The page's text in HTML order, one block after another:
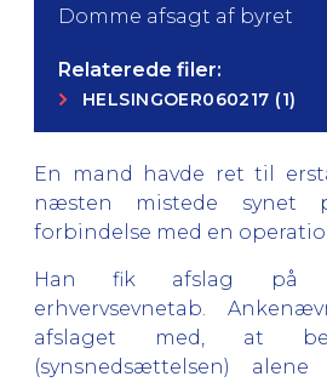
Domme afsagt af byret
Relaterede filer:
HELSINGOER060217 (1)
En mand havde ret til
næsten mistede
forbindelse med en
Han fik afslag på
erhvervsevnetab.
afslaget med, at
(synsnedsættelsen)